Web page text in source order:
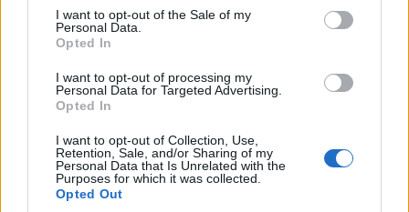
consent section.
I want to opt-out of the Sale of my
Personal Data.
Opted In
I want to opt-out of processing my
Personal Data for Targeted Advertising.
Opted In
I want to opt-out of Collection, Use,
Retention, Sale, and/or Sharing of my
Personal Data that Is Unrelated with the
Purposes for which it was collected.
Opted Out
Η παραλία του Σχινιά, κυρίως στην αρχή της που